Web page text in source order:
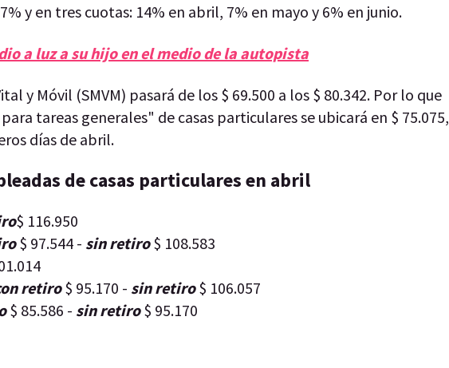
y en tres cuotas: 14% en abril, 7% en mayo y 6% en junio.
a luz a su hijo en el medio de la autopista
y Móvil (SMVM) pasará de los $ 69.500 a los $ 80.342. Por lo que
tareas generales" de casas particulares se ubicará en $ 75.075,
días de abril.
de casas particulares en abril
$ 116.950
$ 97.544 - sin retiro$ 108.583
retiro$ 95.170 - sin retiro$ 106.057
$ 85.586 - sin retiro$ 95.170